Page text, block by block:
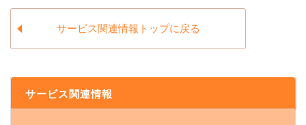
サービス関連情報トップに戻る
サービス関連情報